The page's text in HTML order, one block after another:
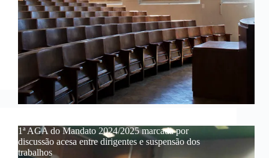
1ª AGA do Mandato 2024/2025 marcada por
discussão acesa entre dirigentes e suspensão dos
trabalhos